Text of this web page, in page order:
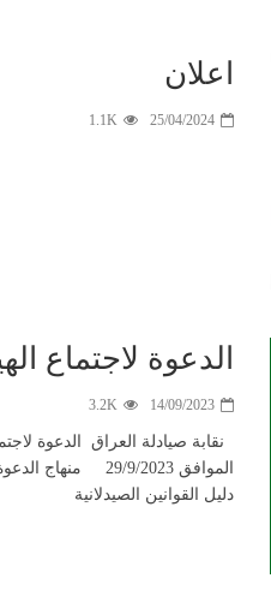
اعلان
25/04/2024
1.1K
الدعوة لاجتماع الهيئة
14/09/2023
3.2K
نقابة صيادلة العراق الدعوة
الموافق 29/9/2023
دليل القوانين الصيدلانية